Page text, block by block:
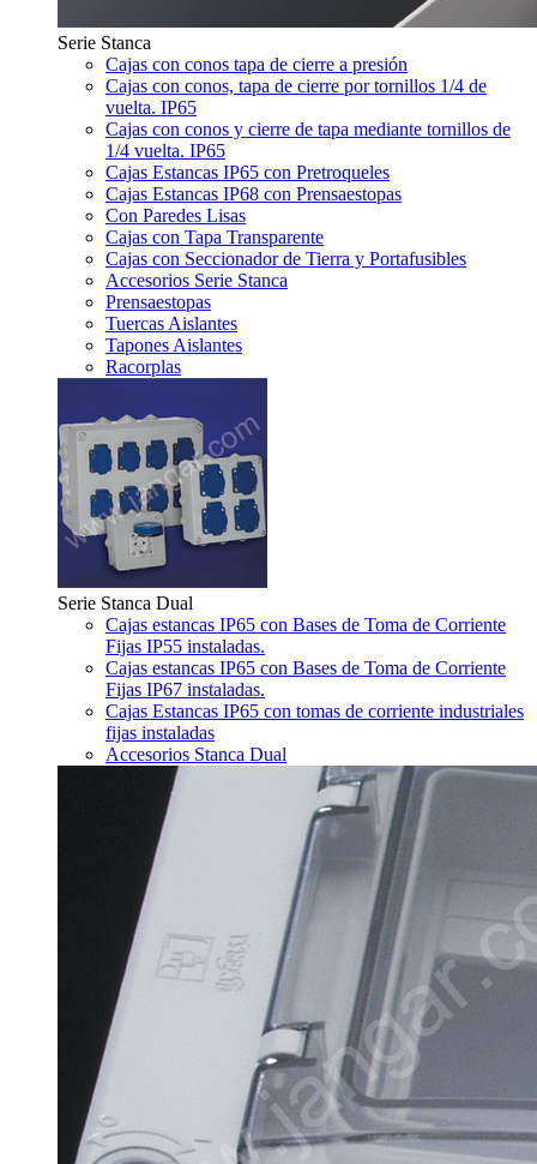
Serie Stanca
Cajas con conos tapa de cierre a presión
Cajas con conos, tapa de cierre por tornillos 1/4 de
vuelta. IP65
Cajas con conos y cierre de tapa mediante tornillos de
1/4 vuelta. IP65
Cajas Estancas IP65 con Pretroqueles
Cajas Estancas IP68 con Prensaestopas
Con Paredes Lisas
Cajas con Tapa Transparente
Cajas con Seccionador de Tierra y Portafusibles
Accesorios Serie Stanca
Prensaestopas
Tuercas Aislantes
Tapones Aislantes
Racorplas
Serie Stanca Dual
Cajas estancas IP65 con Bases de Toma de Corriente
Fijas IP55 instaladas.
Cajas estancas IP65 con Bases de Toma de Corriente
Fijas IP67 instaladas.
Cajas Estancas IP65 con tomas de corriente industriales
fijas instaladas
Accesorios Stanca Dual